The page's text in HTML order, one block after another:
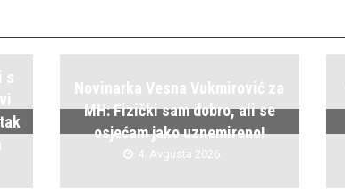
s
Novinarka Vesna Vukmirović za
MH: Fizički sam dobro, ali se
osjećam jako uznemireno!
4. Avgusta 2026.